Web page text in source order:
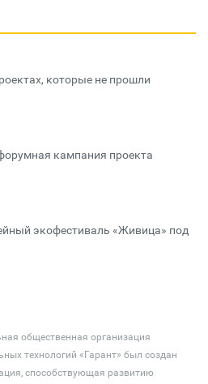
которые не прошли
кампания проекта
экофестиваль «Живица» под
общественная организация
технологий «Гарант» был создан
способствующая развитию